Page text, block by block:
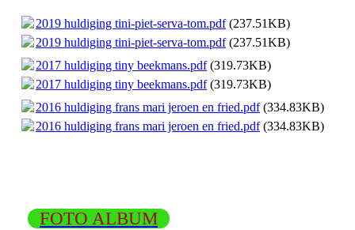
2019 huldiging tini-piet-serva-tom.pdf(237.51KB)
2019 huldiging tini-piet-serva-tom.pdf(237.51KB)
2017 huldiging tiny beekmans.pdf(319.73KB)
2017 huldiging tiny beekmans.pdf(319.73KB)
2016 huldiging frans mari jeroen en fried.pdf(334.83KB)
2016 huldiging frans mari jeroen en fried.pdf(334.83KB)
FOTO ALBUM